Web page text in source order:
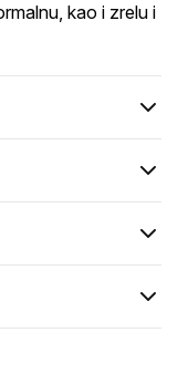
kao i zrelu i